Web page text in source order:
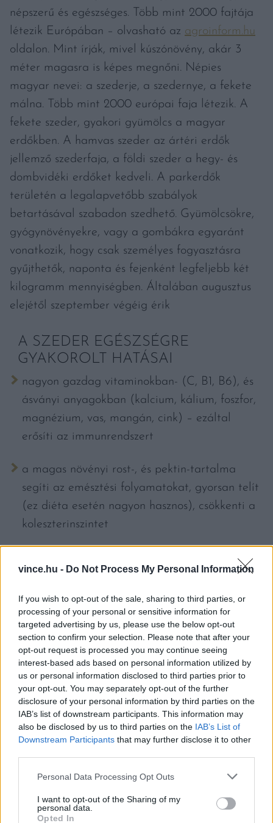
vince.hu - Do Not Process My Personal Information
If you wish to opt-out of the sale, sharing to third parties, or
processing of your personal or sensitive information for
targeted advertising by us, please use the below opt-out
section to confirm your selection. Please note that after your
opt-out request is processed you may continue seeing
interest-based ads based on personal information utilized by
us or personal information disclosed to third parties prior to
your opt-out. You may separately opt-out of the further
disclosure of your personal information by third parties on the
IAB’s list of downstream participants. This information may
also be disclosed by us to third parties on the IAB’s List of
Downstream Participants that may further disclose it to other
Please note that this website/app uses one or more Google
not limited to your visit or usage behaviour. You may click to
grant or deny consent to Google and its third-party tags to
Personal Data Processing Opt Outs
I want to opt-out of the Sharing of my
personal data.
Opted In
népszerű és egészséges. Több mint 2000 fajtája
létezik Európában – olvasható az agroinform.hu
oldalon. Mint írják, mivel kúszónövény, akár 3
méter magasra is képes megnőni. Népies
magyar nevei: a szederje, a szedernye, a fekete
málna. Több mint 2000 európai faja létezik. A
fekete szeder, gyakori gyümölcs a magyar
erdőkben. A hamvas szeder az ártéri erdők
jellemző szederfaja, a földi szeder a hegy- és
dombvidéki erdőket kedveli. A parkerdők
területén a legalapvetőbb szabályok
betartásával szabadon szedhető. Gyümölcsökre,
gyógynövényekre, vagy a gombákra egyaránt
vonatkozik, hogy csak személyes fogyasztásra
gyűjthetők, naponta és fejenként legfeljebb két
kilogramm mennyiségben. Általában augusztus
elejétől szeptember végéig érik
A SZEDER EGÉSZSÉGRE
GYAKOROLT HATÁSAI
nagyon gazdag vitaminokban- (C, B1, B6), és
ásványi anyagokban (kalcium, kálium, foszfor,
magnézium, vas, mangán, cink) – ezáltal
erősíti az immunrendszert
a magas növényi rost-, és pektin-tartalma
segíti az emésztési folyamatokat, gyorsan telít
(ez diéta esetén nagyon hasznos), csökkenti a
koleszterinszintet
hasmenés kezeléséhez használható, amit a
magas
tannintartalma magyaráz
védi a hajszálereket
baktériumölő hatása miatt segít a húgyúti
fertőzések leküzdésében
gyógyítja a köszvényt
magas antocián, és flavonoid- tartalma
megakadályozhatja a daganatos
meglévő sejtburjánzások növekedését
csökkenti a vérnyomást